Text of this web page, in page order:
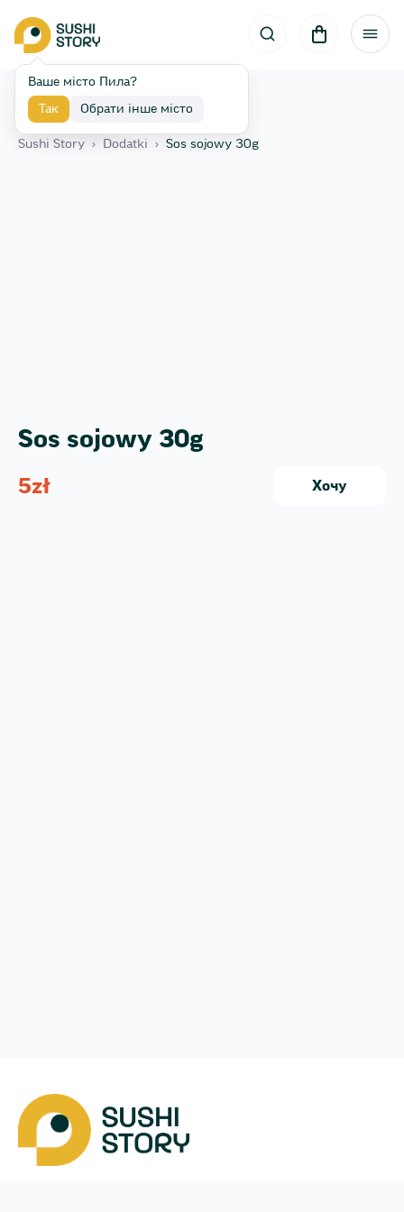
Ваше місто Пила?
Так Обрати інше місто
Назад
Sushi Story › Dodatki › Sos sojowy 30g
Sos sojowy 30g
5zł Хочу